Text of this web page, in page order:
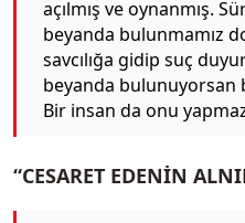
açılmış ve oynanmış.
beyanda bulunmamız
savcılığa gidip suç
beyanda bulunuyorsan
Bir insan da onu
“CESARET EDENİN